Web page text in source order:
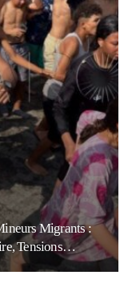
Migrants :
Tensions…